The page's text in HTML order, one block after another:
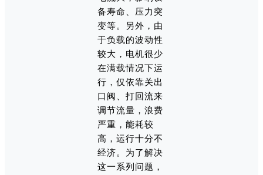
备寿命、压力突
变等。另外，由
于负载的波动性
较大，电机很少
在满载情况下运
行，仅依靠关出
口阀、打回流来
调节流量，浪费
严重，能耗较
高，运行十分不
经济。为了解决
这一系列问题，